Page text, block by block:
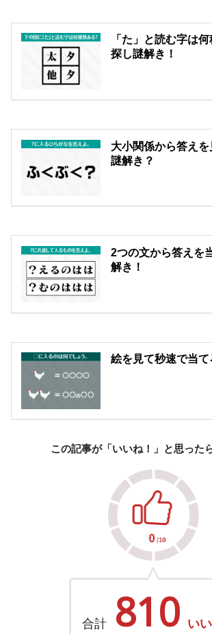
「た」と読む字は
探し謎解き！
大小関係から答え
謎解き？
2つの文から答えを
解き！
絵を見て秒速で当て
この記事が「いいね！」と思った
合計 810 い